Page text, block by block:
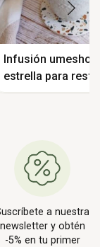
Infusión
estrella para
problemas
a nuestra
newsletter y obtén
-5% en tu primer